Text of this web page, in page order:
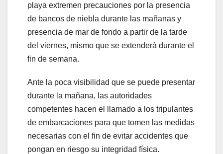
playa extremen precauciones por la presencia
de bancos de niebla durante las mañanas y
presencia de mar de fondo a partir de la tarde
del viernes, mismo que se extenderá durante el
fin de semana.
Ante la poca visibilidad que se puede presentar
durante la mañana, las autoridades
competentes hacen el llamado a los tripulantes
de embarcaciones para que tomen las medidas
necesarias con el fin de evitar accidentes que
pongan en riesgo su integridad física.